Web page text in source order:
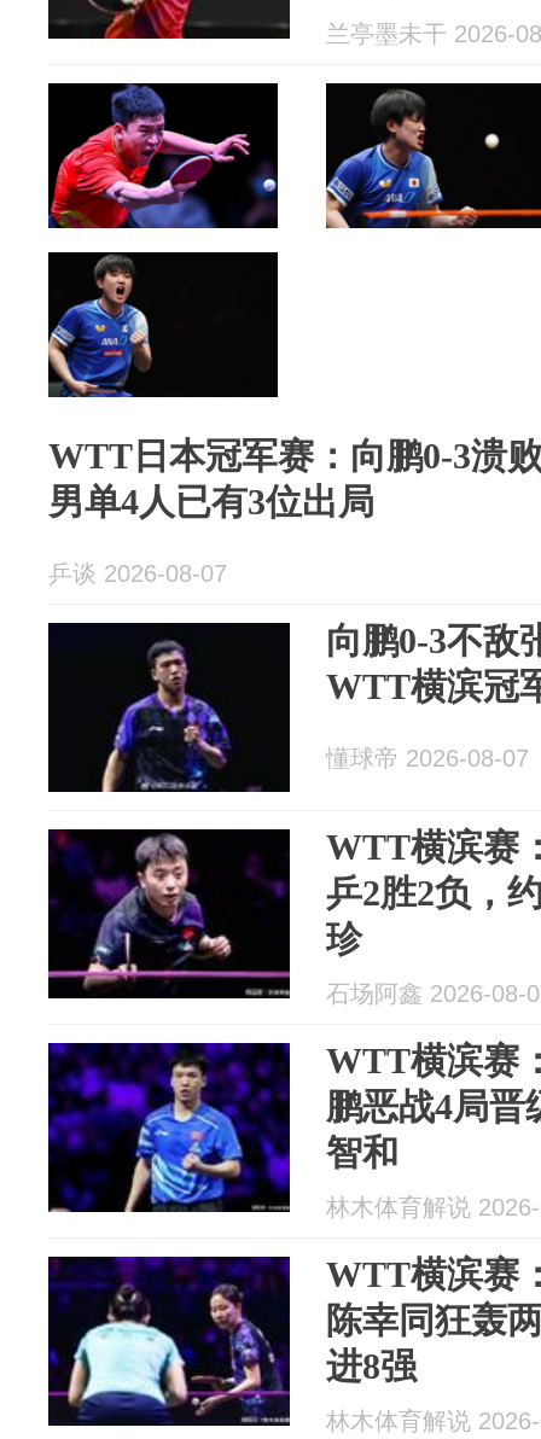
兰亭墨未干 2026-
WTT日本冠军赛：向鹏0-3溃
男单4人已有3位出局
乒谈 2026-08-07
向鹏0-3不敌
WTT横滨冠
懂球帝 2026-08-07
WTT横滨赛
乒2胜2负，
珍
石场阿鑫 2026-08-
WTT横滨赛
鹏恶战4局晋
智和
林木体育解说
WTT横滨赛
陈幸同狂轰
进8强
林木体育解说